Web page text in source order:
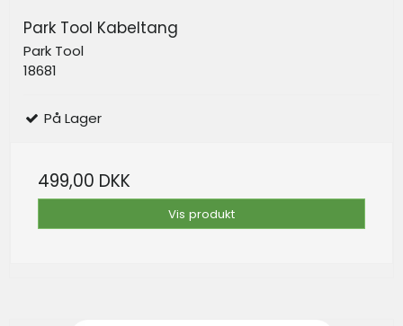
Park Tool Kabeltang
Park Tool
18681
På Lager
499,00 DKK
Vis produkt